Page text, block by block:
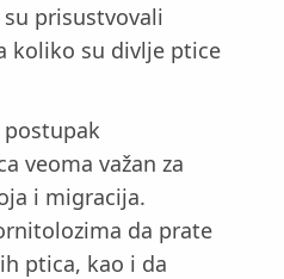
prisustvovali
koliko su divlje ptice
postupak
veoma važan za
i migracija.
da prate
ptica, kao i da